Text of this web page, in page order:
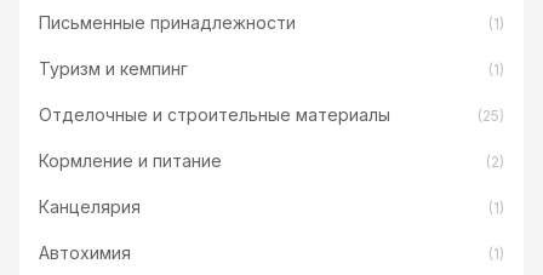
Письменные принадлежности (1)
Туризм и кемпинг (1)
Отделочные и строительные материалы (25)
Кормление и питание (2)
Канцелярия (1)
Автохимия (1)